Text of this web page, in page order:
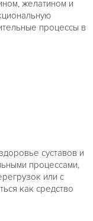
желатином и
процессы в
суставов и
процессами,
или с
как средство